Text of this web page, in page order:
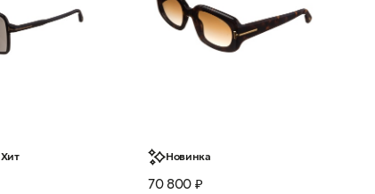
Хит Новинка
70 800 ₽